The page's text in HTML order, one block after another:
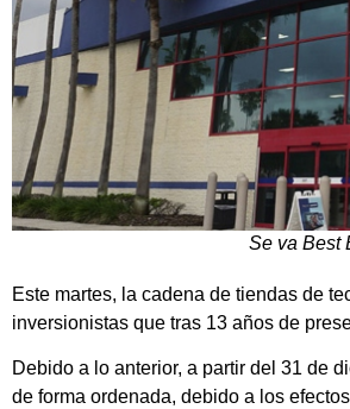
Se va Best
Este martes, la cadena de tiendas de
inversionistas que tras 13 años de
Debido a lo anterior, a partir del 31 de
de forma ordenada, debido a los